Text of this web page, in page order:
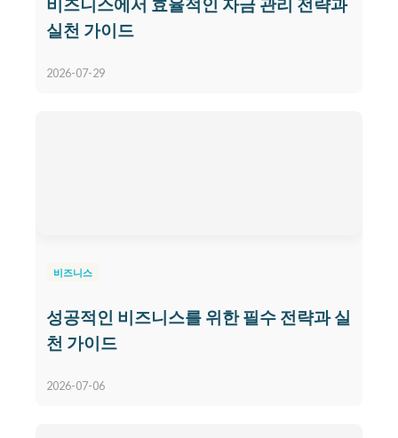
비즈니스에서 효율적인 자금 관리 전략과
실천 가이드
2026-07-29
비즈니스
성공적인 비즈니스를 위한 필수 전략과 실
천 가이드
2026-07-06